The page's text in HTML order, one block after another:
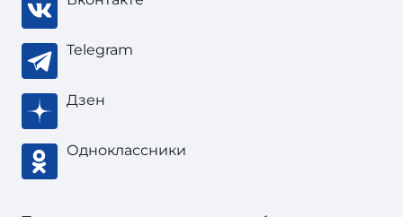
Telegram
Дзен
Одноклассники